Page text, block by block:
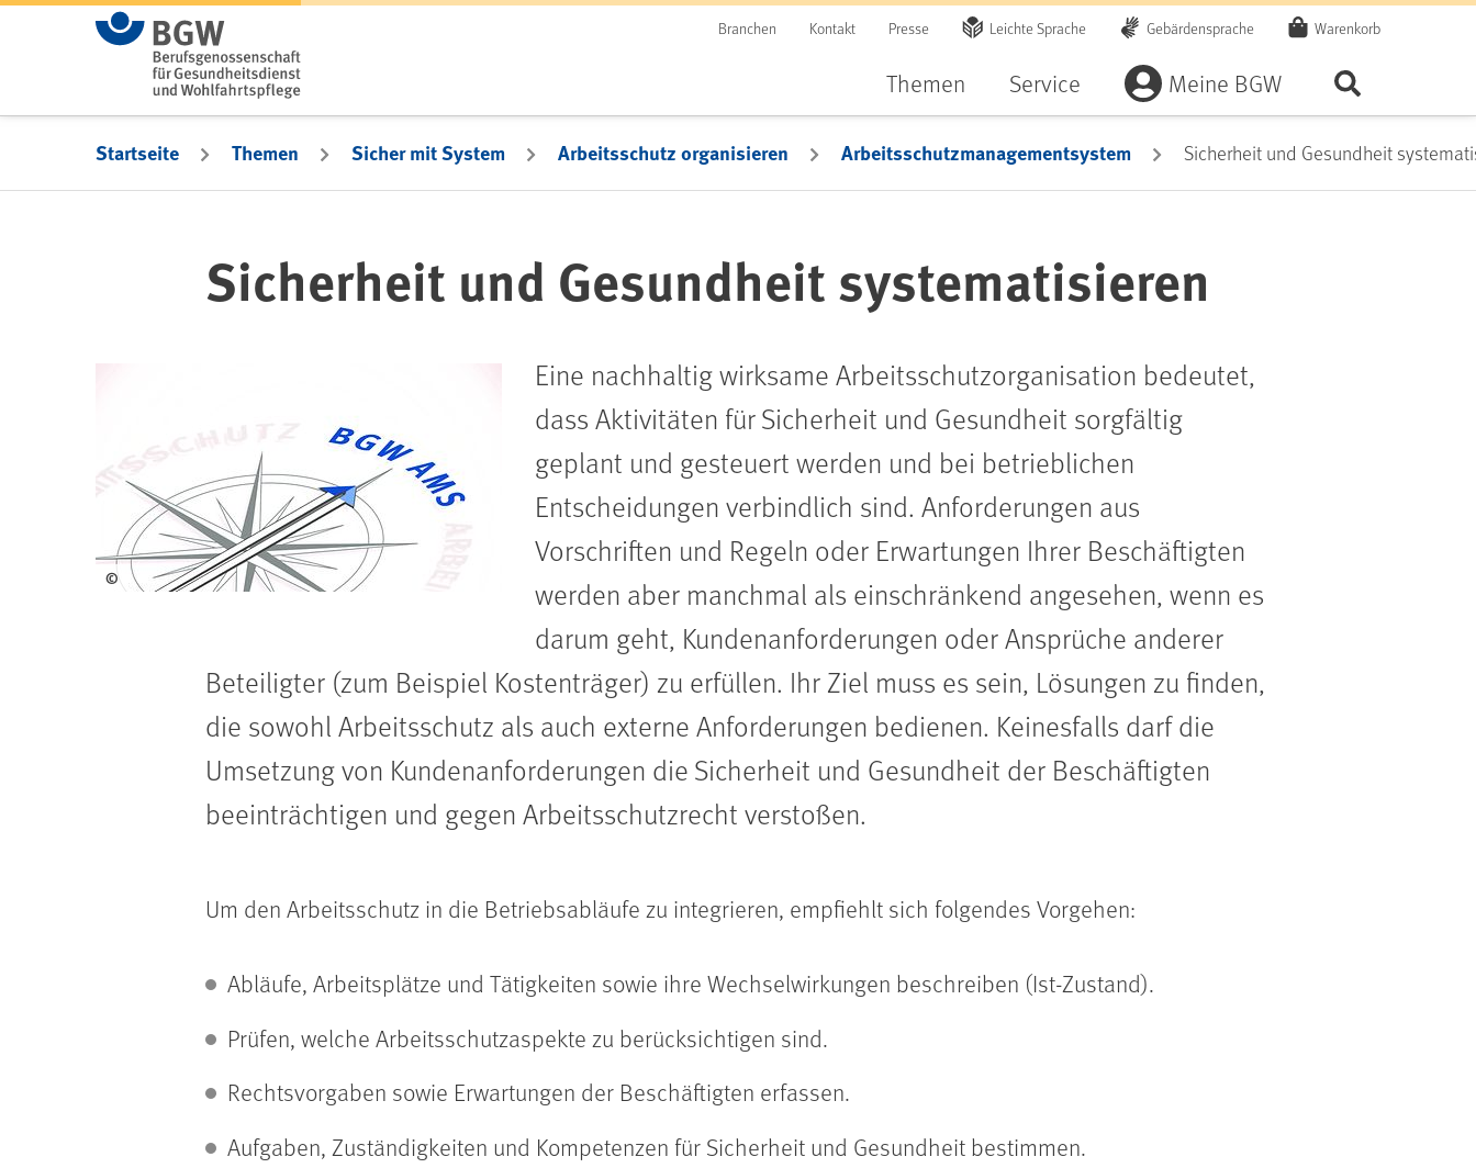
Zum Hauptinhalt springen Branchen Kontakt Presse Leichte Sprache Gebärdensprache Warenkorb
Themen Service Meine BGW
Startseite Themen Sicher mit System Arbeitsschutz organisieren Arbeitsschutzmanagementsystem Sicherheit und Gesundheit
Sicherheit und Gesundheit systematisieren
©
Eine nachhaltig wirksame Arbeitsschutzorganisation bedeutet,
dass Aktivitäten für Sicherheit und Gesundheit sorgfältig
geplant und gesteuert werden und bei betrieblichen
Entscheidungen verbindlich sind. Anforderungen aus
Vorschriften und Regeln oder Erwartungen Ihrer Beschäftigten
werden aber manchmal als einschränkend angesehen, wenn es
darum geht, Kundenanforderungen oder Ansprüche anderer
Beteiligter (zum Beispiel Kostenträger) zu erfüllen. Ihr Ziel muss es sein, Lösungen zu finden,
die sowohl Arbeitsschutz als auch externe Anforderungen bedienen. Keinesfalls darf die
Umsetzung von Kundenanforderungen die Sicherheit und Gesundheit der Beschäftigten
beeinträchtigen und gegen Arbeitsschutzrecht verstoßen.
Um den Arbeitsschutz in die Betriebsabläufe zu integrieren, empfiehlt sich folgendes Vorgehen:
Abläufe, Arbeitsplätze und Tätigkeiten sowie ihre Wechselwirkungen beschreiben (Ist-Zustand).
Prüfen, welche Arbeitsschutzaspekte zu berücksichtigen sind.
Rechtsvorgaben sowie Erwartungen der Beschäftigten erfassen.
Aufgaben, Zuständigkeiten und Kompetenzen für Sicherheit und Gesundheit bestimmen.